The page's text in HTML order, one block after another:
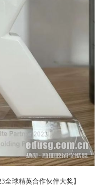
全球精英合作伙伴大奖】